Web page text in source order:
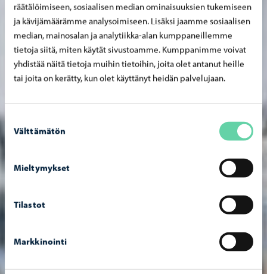
räätälöimiseen, sosiaalisen median ominaisuuksien tukemiseen
ja kävijämäärämme analysoimiseen. Lisäksi jaamme sosiaalisen
median, mainosalan ja analytiikka-alan kumppaneillemme
tietoja siitä, miten käytät sivustoamme. Kumppanimme voivat
yhdistää näitä tietoja muihin tietoihin, joita olet antanut heille
tai joita on kerätty, kun olet käyttänyt heidän palvelujaan.
Suostumuksen
valinta
Välttämätön
Mieltymykset
Tilastot
Markkinointi